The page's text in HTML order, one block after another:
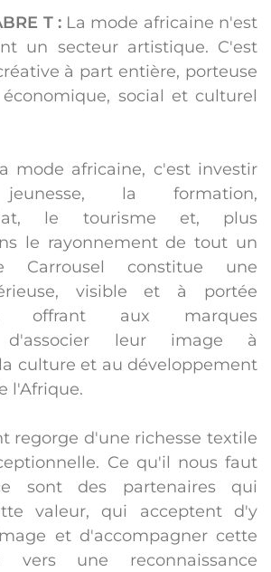
T :La mode africaine n'est
un secteur artistique. C'est
à part entière, porteuse
social et culturel
mode africaine, c'est investir
la formation,
le tourisme et, plus
le rayonnement de tout un
Carrousel constitue une
visible et à portée
offrant aux marques
d'associer leur image à
culture et au développement
l'Afrique.
regorge d'une richesse textile
Ce qu'il nous faut
sont des partenaires qui
valeur, qui acceptent d'y
et d'accompagner cette
vers une reconnaissance